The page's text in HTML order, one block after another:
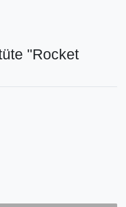
"Rocket